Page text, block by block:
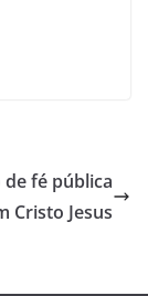
fé pública
Cristo Jesus